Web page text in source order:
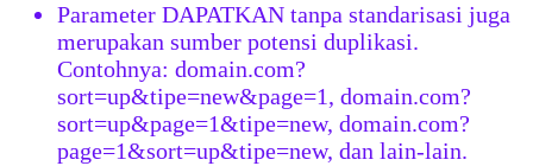
Parameter DAPATKAN tanpa standarisasi juga
merupakan sumber potensi duplikasi.
Contohnya: domain.com?
sort=up&tipe=new&page=1, domain.com?
sort=up&page=1&tipe=new, domain.com?
page=1&sort=up&tipe=new, dan lain-lain.